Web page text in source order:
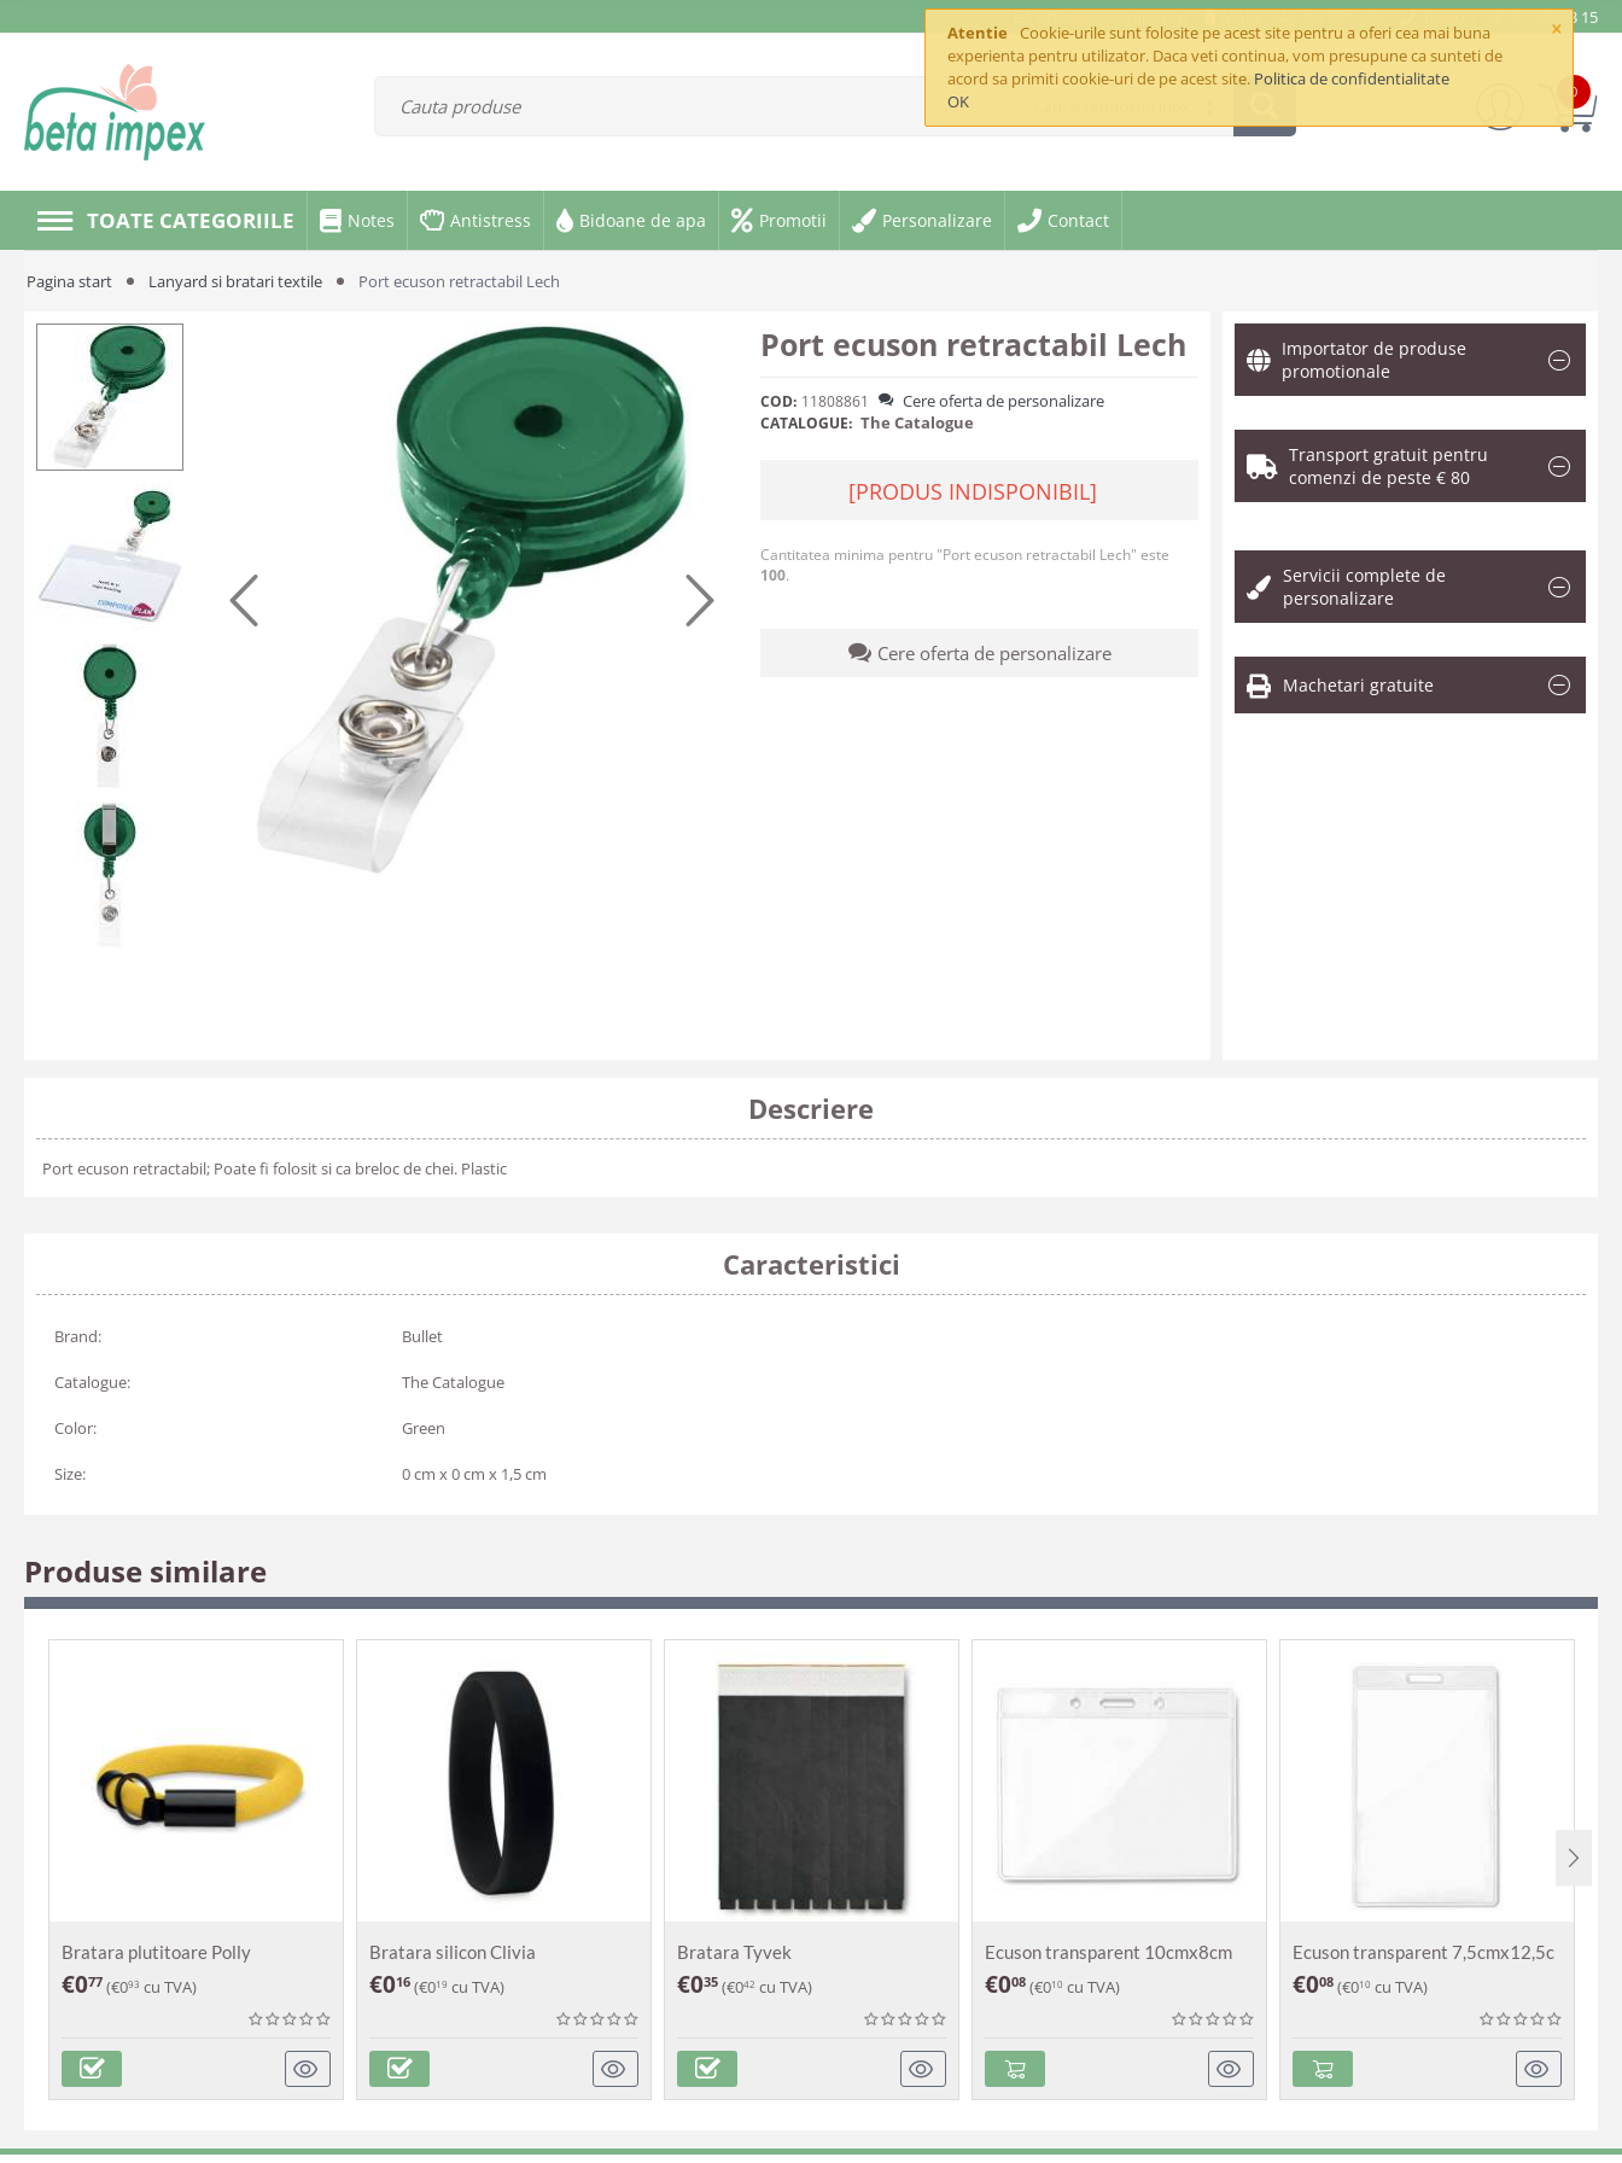
×
Atentie
Cookie-urile sunt folosite pe acest site pentru a oferi cea mai buna
experienta pentru utilizator. Daca veti continua, vom presupune ca sunteti de
acord sa primiti cookie-uri de pe acest site. Politica de confidentialitate
OK
office@betaimpex.ro Mobil: +40 722 287 335 Telefon: +40 21 320 03 15
0
TOATE CATEGORIILE Notes Antistress Bidoane de apa Promotii Personalizare Contact
Pagina start Lanyard si bratari textile Port ecuson retractabil Lech
Port ecuson retractabil Lech
COD: 11808861 Cere oferta de personalizare
CATALOGUE: The Catalogue
[PRODUS INDISPONIBIL]
Cantitatea minima pentru "Port ecuson retractabil Lech" este
100.
Cere oferta de personalizare
Importator de produse
promotionale
Transport gratuit pentru
comenzi de peste € 80
Servicii complete de
personalizare
Machetari gratuite
Descriere
Port ecuson retractabil; Poate fi folosit si ca breloc de chei. Plastic
Caracteristici
Brand: Bullet
Catalogue: The Catalogue
Color: Green
Size: 0 cm x 0 cm x 1,5 cm
Produse similare
Bratara plutitoare Polly
€077 (€093 cu TVA)
Bratara silicon Clivia
€016 (€019 cu TVA)
Bratara Tyvek
€035 (€042 cu TVA)
Ecuson transparent 10cmx8cm
€008 (€010 cu TVA)
Ecuson transparent 7,5cmx12,5c
€008 (€010 cu TVA)